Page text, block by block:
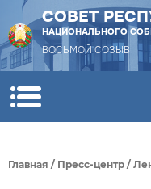
СОВЕТ
НАЦИОНАЛЬНОГО
ВОСЬМОЙ СОЗЫВ
Главная / Пресс-центр /